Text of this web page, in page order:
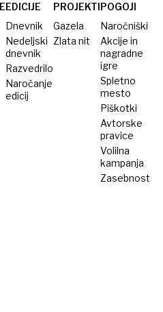
EDICIJE
Dnevnik
Nedeljski
dnevnik
Razvedrilo
Naročanje
edicij
PROJEKTI
Gazela
Zlata nit
POGOJI
Naročniški
Akcije in
nagradne
igre
Spletno
mesto
Piškotki
Avtorske
pravice
Volilna
kampanja
Zasebnost